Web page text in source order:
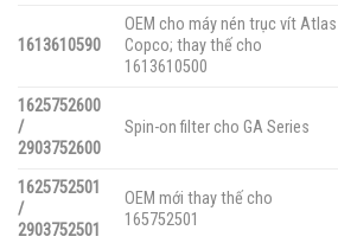
1613610590
OEM cho máy nén trục vít Atlas
Copco; thay thế cho
1613610500
1625752600
/
2903752600
Spin-on filter cho GA Series
1625752501
/
2903752501
OEM mới thay thế cho
165752501